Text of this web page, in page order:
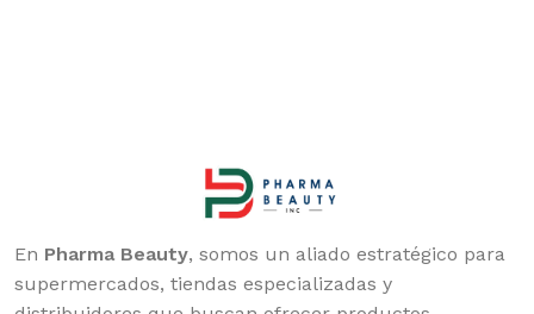
En Pharma Beauty, somos un aliado estratégico para
supermercados, tiendas especializadas y